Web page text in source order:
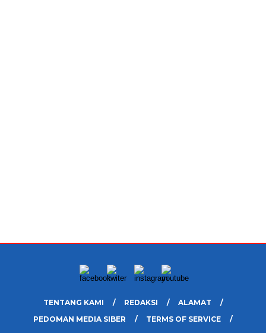
TENTANG KAMI REDAKSI
ALAMAT
PEDOMAN MEDIA SIBER
TERMS OF SERVICE